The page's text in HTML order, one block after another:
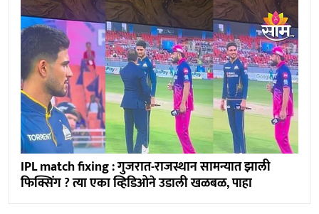
IPL match fixing : गुजरात-राजस्थान सामन्यात झाली
फिक्सिंग ? त्या एका व्हिडिओने उडाली खळबळ, पाहा